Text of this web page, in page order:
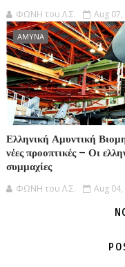
ΦΩΝΗ του Λ.Σ. Aug
ΑΜΥΝΑ
Ελληνική Αμυντική
νέες προοπτικές – Οι
συμμαχίες
ΦΩΝΗ του Λ.Σ. Aug